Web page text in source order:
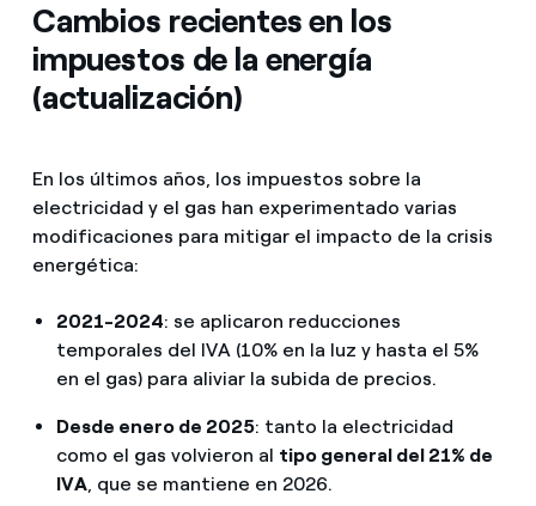
Cambios recientes en los
impuestos de la energía
(actualización)
En los últimos años, los impuestos sobre la
electricidad y el gas han experimentado varias
modificaciones para mitigar el impacto de la crisis
energética:
2021-2024: se aplicaron reducciones
temporales del IVA (10% en la luz y hasta el 5%
en el gas) para aliviar la subida de precios.
Desde enero de 2025: tanto la electricidad
como el gas volvieron al tipo general del 21% de
IVA, que se mantiene en 2026.